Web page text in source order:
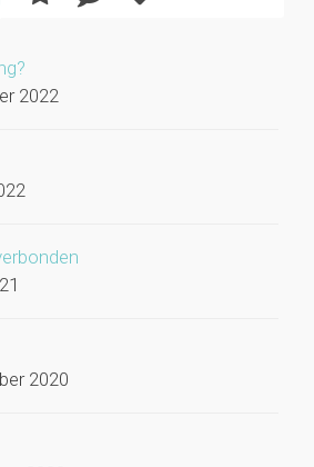
2022
2020